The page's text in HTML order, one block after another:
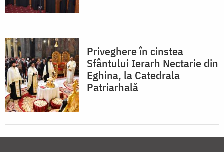
Priveghere în cinstea
Sfântului Ierarh Nectarie din
Eghina, la Catedrala
Patriarhală